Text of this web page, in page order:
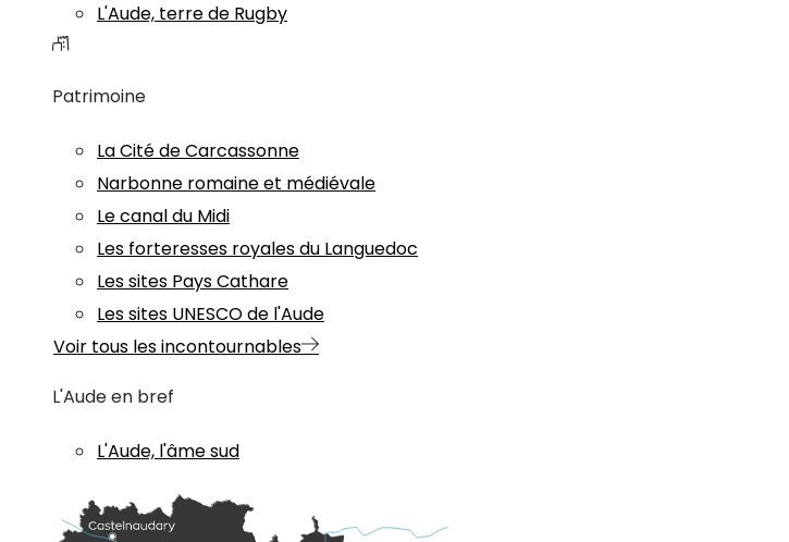
L'Aude, terre de Rugby
Patrimoine
La Cité de Carcassonne
Narbonne romaine et médiévale
Le canal du Midi
Les forteresses royales du Languedoc
Les sites Pays Cathare
Les sites UNESCO de l'Aude
Voir tous les incontournables
L'Aude en bref
L'Aude, l'âme sud